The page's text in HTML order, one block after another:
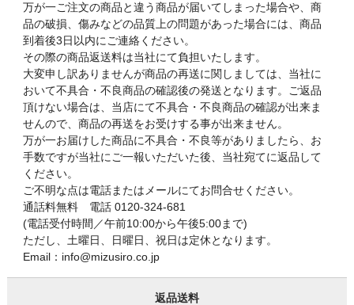
万が一ご注文の商品と違う商品が届いてしまった場合や、商
品の破損、傷みなどの品質上の問題があった場合には、商品
到着後3日以内にご連絡ください。
その際の商品返送料は当社にて負担いたします。
大変申し訳ありませんが商品の再送に関しましては、当社に
おいて不具合・不良商品の確認後の発送となります。ご返品
頂けない場合は、当店にて不具合・不良商品の確認が出来ま
せんので、商品の再送をお受けする事が出来ません。
万が一お届けした商品に不具合・不良等がありましたら、お
手数ですが当社にご一報いただいた後、当社宛てに返品して
ください。
ご不明な点は電話またはメールにてお問合せください。
通話料無料 電話 0120-324-681
(電話受付時間／午前10:00から午後5:00まで)
ただし、土曜日、日曜日、祝日は定休となります。
Email：info@mizusiro.co.jp
返品送料